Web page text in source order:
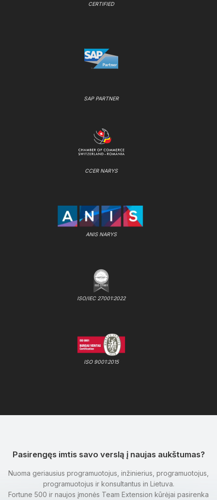
CERTIFIED
SAP PARTNER
CCER NARYS
ANIS NARYS
ISO/IEC 27001:2022
ISO 9001:2015
Pasirengęs imtis savo verslą į naujas aukštumas?
Nuoma geriausius programuotojus, inžinierius, programuotojus,
programuotojus ir konsultantus in Lietuva.
Fortune 500 ir naujos įmonės Team Extension kūrėjai pasirenka